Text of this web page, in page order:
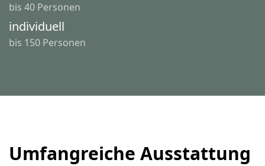
bis 40 Personen
individuell
bis 150 Personen
Umfangreiche Ausstattung